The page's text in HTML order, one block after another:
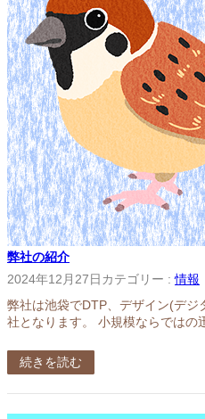
弊社の紹介
2024年12月27日 カテゴリー :情報
弊社は池袋でDTP、デザイン(デ
社となります。 小規模ならではの
続きを読む